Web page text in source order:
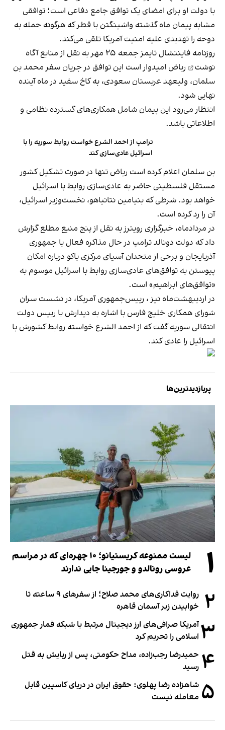
با دولت او برای امضای یک توافق جامع دفاعی است؛ توافقی
مشابه پیمان ماه گذشته واشینگتن با قطر که هرگونه حمله به
دوحه را تهدیدی علیه امنیت آمریکا تلقی می‌کند.
روزنامه فایننشال تایمز جمعه ۲۵ مهر به نقل از منابع آگاه
نوشت
ریاض امیدوار است این توافق در جریان سفر محمد بن
سلمان، ولیعهد عربستان سعودی، به کاخ سفید در ماه آینده
نهایی شود.
انتظار می‌رود این پیمان شامل همکاری‌های گسترده نظامی و
اطلاعاتی باشد.
ترامپ از احمد الشرع خواست روابط سوریه را با
اسرائیل عادی‌سازی کند
بن‌ سلمان اعلام کرده است ریاض تنها در صورت تشکیل کشور
مستقل فلسطینی حاضر به عادی‌سازی روابط با اسرائیل
خواهد بود. شرطی که بنیامین نتانیاهو، نخست‌وزیر اسرائیل،
آن را رد کرده است.
در مردادماه، خبرگزاری رویترز به نقل از پنج منبع مطلع گزارش
داد که دولت دونالد ترامپ در حال مذاکره فعال با جمهوری
آذربایجان و برخی از متحدان آسیای مرکزی باکو درباره امکان
پیوستن به توافق‌های عادی‌سازی روابط با اسرائیل موسوم به
«توافق‌های ابراهیم» است.
در اردیبهشت‌ماه نیز ، رییس‌جمهوری آمریکا، در نشست سران
شورای همکاری خلیج فارس با اشاره به دیدارش با رییس دولت
انتقالی سوریه گفت که از احمد الشرع خواسته روابط کشورش با
اسرائیل را عادی‌ کند.
پربازدیدترین‌ها
۱
لیست ممنوعه کریستیانو؛ ۱۰ چهره‌ای که در مراسم
عروسی رونالدو و جورجینا جایی ندارند
۲
روایت فداکاری‌های محمد صلاح؛ از سفرهای ۹ ساعته تا
خوابیدن زیر آسمان قاهره
۳آمریکا صرافی‌های ارز دیجیتال مرتبط با شبکه قمار جمهوری
اسلامی را تحریم کرد
۴ حمیدرضا رجب‌زاده، مداح حکومتی، پس از ربایش به قتل
رسید
۵ شاهزاده رضا پهلوی: حقوق ایران در دریای کاسپین قابل
معامله نیست